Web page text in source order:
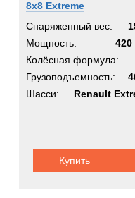
8x8 Extreme
Снаряженный вес:
Мощность:
420
Колёсная формула:
Грузоподъемность:
Шасси:
Renault
Купить